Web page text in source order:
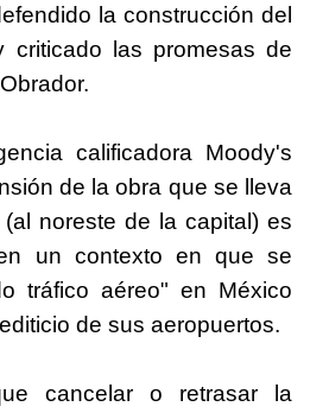
la construcción del
criticado las promesas de
calificadora Moody's
de la obra que se lleva
noreste de la capital) es
un contexto en que se
tráfico aéreo" en México
de sus aeropuertos.
cancelar o retrasar la